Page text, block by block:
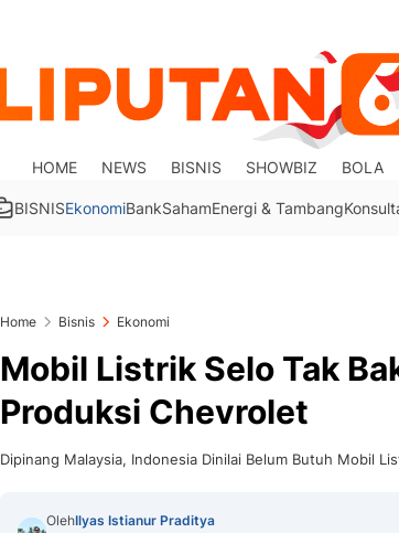
HOME NEWS BISNIS SHOWBIZ BOLA
BISNISEkonomiBankSahamEnergi & Tambang
Home Bisnis Ekonomi
Mobil Listrik Selo Tak
Produksi Chevrolet
Dipinang Malaysia, Indonesia Dinilai Belum Butuh Mobil
OlehIlyas Istianur Praditya